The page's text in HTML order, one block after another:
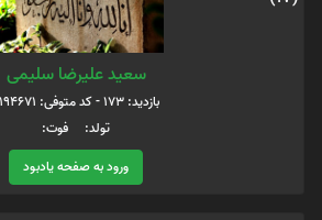
سعید علیرضا سلیمی
بازدید: 173 - کد متوفی: 6194671
تولد: فوت:
ورود به صفحه یادبود